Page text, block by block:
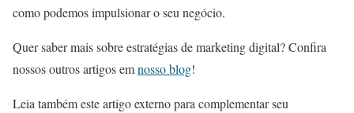
como podemos impulsionar o seu negócio.
Quer saber mais sobre estratégias de marketing digital? Confira
nossos outros artigos emnosso blog!
Leia também este artigo externo para complementar seu